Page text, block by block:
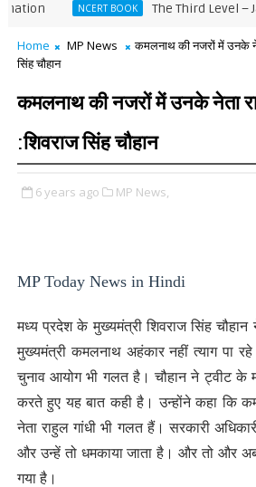
NCERT BOOK The Third Level – Jack
Home MP News
कमलनाथ की नजरों में उनके
सिंह चौहान
कमलनाथ की नजरों में उनके नेता
:शिवराज सिंह चौहान
6 years ago MP News,
MP Today News in Hindi
मध्य प्रदेश के मुख्यमंत्री शिवराज सिंह चौहान
मुख्यमंत्री कमलनाथ अहंकार नहीं त्याग पा
चुनाव आयोग भी गलत है। चौहान ने ट्वीट के
करते हुए यह बात कही है। उन्होंने कहा कि
नेता राहुल गांधी भी गलत हैं। सरकारी
और उन्हें तो धमकाया जाता है। और तो और
गया है।